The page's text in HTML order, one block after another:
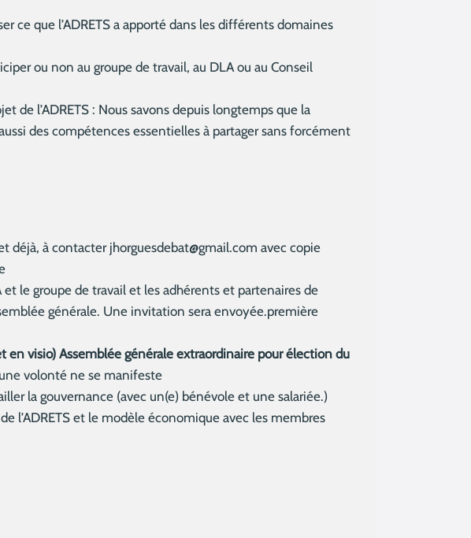
ce que l’ADRETS a apporté dans les différents domaines
ou non au groupe de travail, au DLA ou au Conseil
de l’ADRETS : Nous savons depuis longtemps que la
des compétences essentielles à partager sans forcément
déjà, à contacter jhorguesdebat@gmail.com avec copie
et le groupe de travail et les adhérents et partenaires de
générale. Une invitation sera envoyée.première
en visio) Assemblée générale extraordinaire pour élection du
volonté ne se manifeste
la gouvernance (avec un(e) bénévole et une salariée.)
l’ADRETS et le modèle économique avec les membres